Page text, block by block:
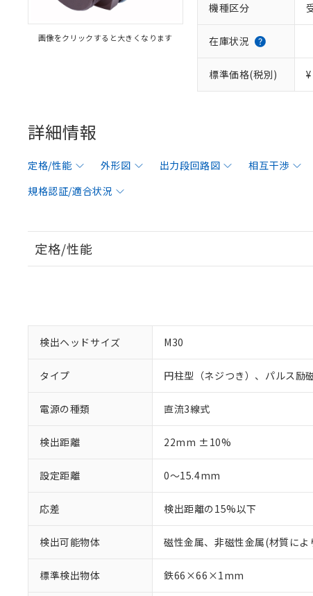
画像をクリックすると大きくなります
機種区分
在庫状況
標準価格(税別)
詳細情報
定格/性能 外形図 出力段回路図 相互干渉
規格認証/適合状況
定格/性能
検出ヘッドサイズ M30
タイプ 円柱型（ネジつき）、パルス励
電源の種類 直流3線式
検出距離 22mm ±10%
設定距離 0～15.4mm
応差 検出距離の15%以下
検出可能物体 磁性金属、非磁性金属(材質に
標準検出物体 鉄66×66×1mm